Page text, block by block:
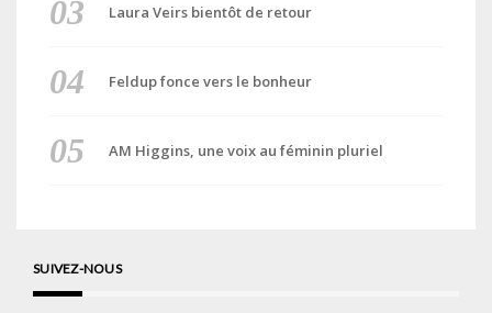
Laura Veirs bientôt de retour
Feldup fonce vers le bonheur
AM Higgins, une voix au féminin pluriel
SUIVEZ-NOUS